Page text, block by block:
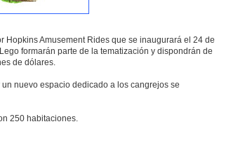
Hopkins Amusement Rides que se inaugurará el 24 de
formarán parte de la tematización y dispondrán de
de dólares.
nuevo espacio dedicado a los cangrejos se
250 habitaciones.